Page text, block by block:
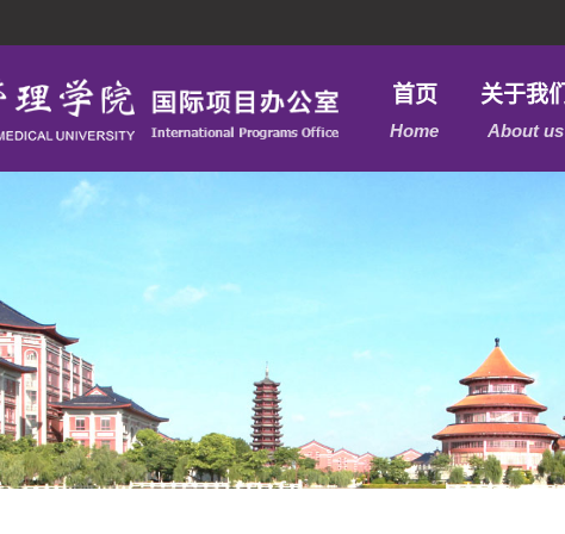
首页
Home
关于我们
About us